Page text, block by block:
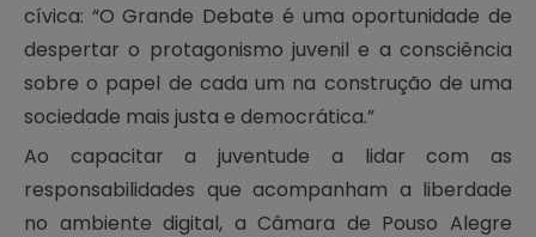
cívica: “O Grande Debate é uma oportunidade de
despertar o protagonismo juvenil e a consciência
sobre o papel de cada um na construção de uma
sociedade mais justa e democrática.”
Ao capacitar a juventude a lidar com as
responsabilidades que acompanham a liberdade
no ambiente digital, a Câmara de Pouso Alegre